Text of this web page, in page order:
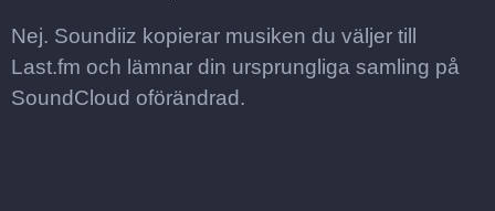
Nej. Soundiiz kopierar musiken du väljer till
Last.fm och lämnar din ursprungliga samling på
SoundCloud oförändrad.